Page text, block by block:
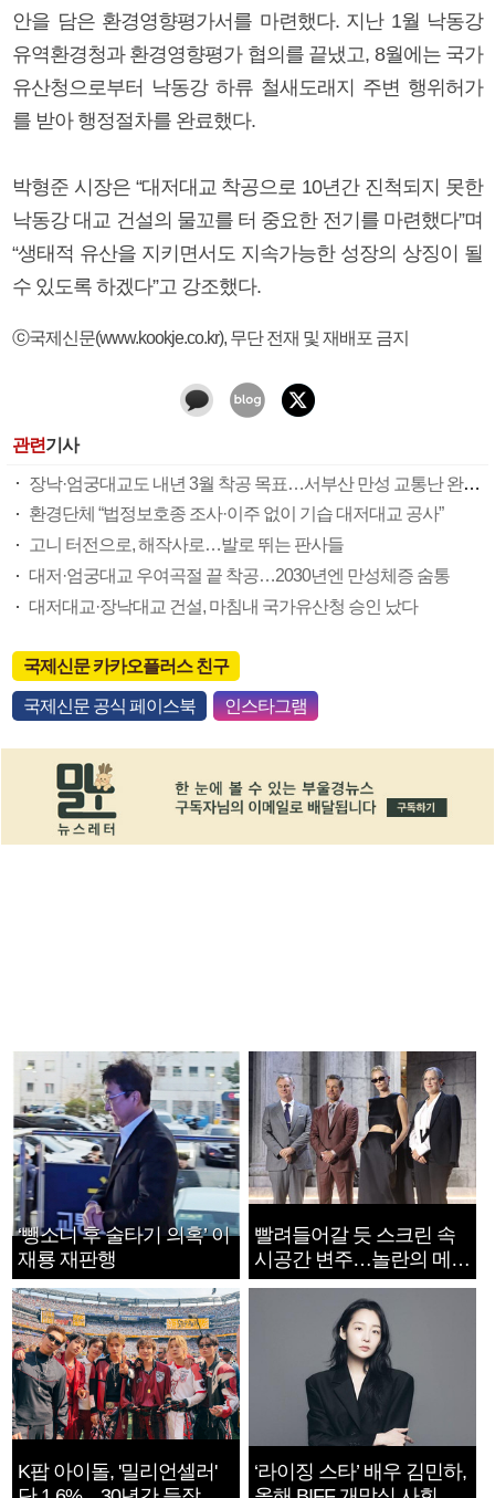
안을 담은 환경영향평가서를 마련했다. 지난 1월 낙동강
유역환경청과 환경영향평가 협의를 끝냈고, 8월에는 국가
유산청으로부터 낙동강 하류 철새도래지 주변 행위허가
를 받아 행정절차를 완료했다.
박형준 시장은 “대저대교 착공으로 10년간 진척되지 못한
낙동강 대교 건설의 물꼬를 터 중요한 전기를 마련했다”며
“생태적 유산을 지키면서도 지속가능한 성장의 상징이 될
수 있도록 하겠다”고 강조했다.
ⓒ국제신문(www.kookje.co.kr), 무단 전재 및 재배포 금지
관련기사
장낙·엄궁대교도 내년 3월 착공 목표…서부산 만성 교통난 완화 속도
환경단체 “법정보호종 조사·이주 없이 기습 대저대교 공사”
고니 터전으로, 해작사로…발로 뛰는 판사들
대저·엄궁대교 우여곡절 끝 착공…2030년엔 만성체증 숨통
대저대교·장낙대교 건설, 마침내 국가유산청 승인 났다
국제신문 카카오플러스 친구
국제신문 공식 페이스북 인스타그램
‘뺑소니 후 술타기 의혹’ 이
재룡 재판행
빨려들어갈 듯 스크린 속
시공간 변주…놀란의 메시
지는 ‘전쟁 속죄’
K팝 아이돌, '밀리언셀러'
‘라이징 스타’ 배우 김민하,